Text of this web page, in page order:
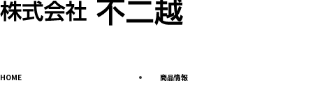
HOME
商品情報